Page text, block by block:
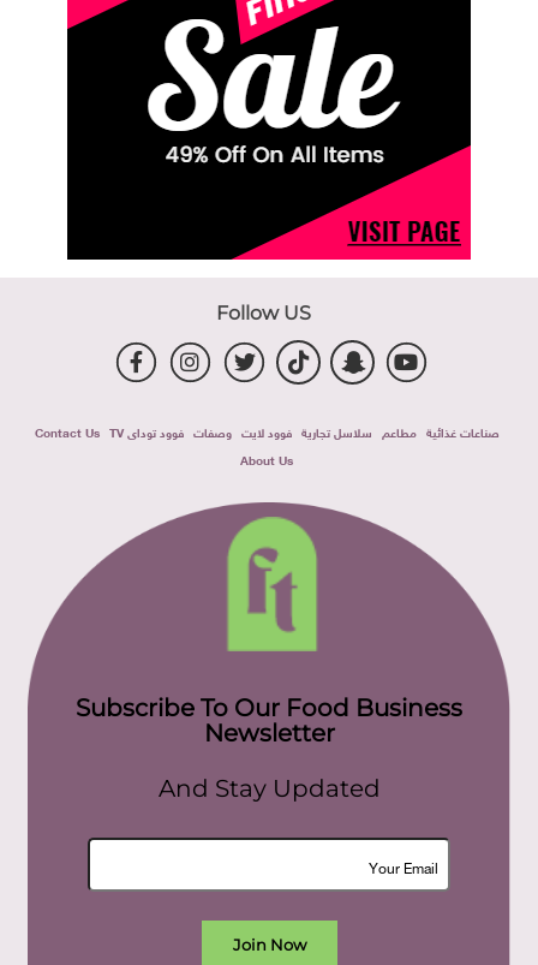
Follow US
صناعات غذائية مطاعم سلاسل تجارية فوود لايت وصفات فوود توداى TV
Contact Us
About Us
Subscribe To Our Food Business
Newsletter
And Stay Updated
Join Now